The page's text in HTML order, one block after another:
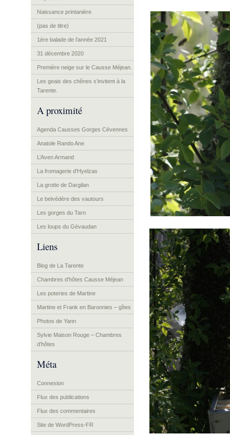
Naissance printanière
(pas de titre)
1ère balade de l’année 2021
31 décembre 2020
Première neige sur le Causse Méjean.
Les geais des chênes s’invitent à la
Tarente.
A proximité
Agenda Causses Gorges Cévennes
Anatole Rando Ane
L’Aven Armand
La fromagerie d’Hyelzas
La grotte de Dargilan
Le belvédère des vautours
Les gorges du Tarn
Les loups du Gévaudan
Liens
Blog de La Tarente
Chambres d’hôtes Causse Méjean
Les poteries de Martine
Martine et Frank en Baronnies – gîtes
Photos de Yann
Sylvie Maison Rouge – Chambres
d’hôtes
Méta
Connexion
Flux des publications
Flux des commentaires
Site de WordPress-FR